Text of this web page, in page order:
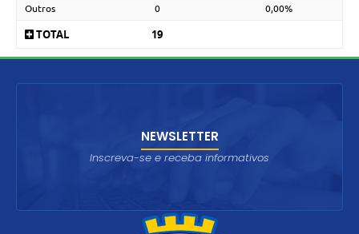
Outros 0 0,00%
TOTAL 19
NEWSLETTER
Inscreva-se e receba informativos